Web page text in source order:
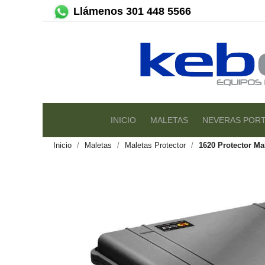
Llámenos 301 448 5566
INICIO MALETAS NEVERAS
Inicio Maletas Maletas Protector 1620 Protector